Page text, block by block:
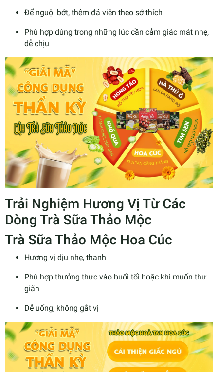
Để nguội bớt, thêm đá viên theo sở thích
Phù hợp dùng trong những lúc cần cảm giác mát nhẹ,
dễ chịu
Trải Nghiệm Hương Vị Từ Các
Dòng Trà Sữa Thảo Mộc
Trà Sữa Thảo Mộc Hoa Cúc
Hương vị dịu nhẹ, thanh
Phù hợp thưởng thức vào buổi tối hoặc khi muốn thư
giãn
Dễ uống, không gắt vị